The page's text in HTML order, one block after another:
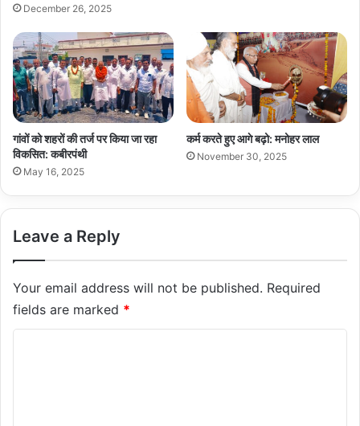
December 26, 2025
गांवों को शहरों की तर्ज पर किया जा रहा
विकसित: कबीरपंथी
May 16, 2025
कर्म करते हुए आगे बढ़ो: मनोहर लाल
November 30, 2025
Leave a Reply
Your email address will not be published. Required
fields are marked *